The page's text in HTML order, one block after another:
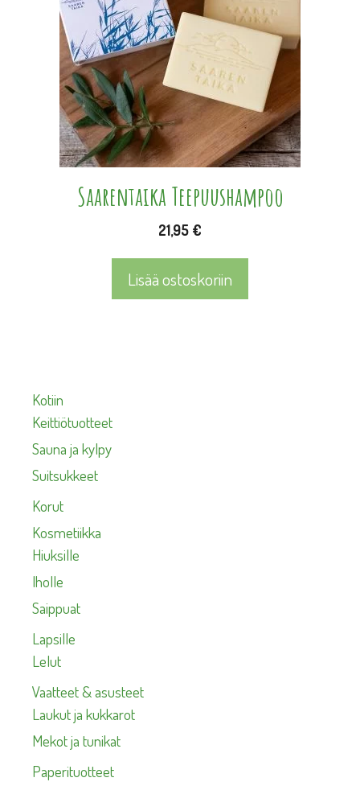
Saarentaika Teepuushampoo
21,95 €
Lisää ostoskoriin
Kotiin
Keittiötuotteet
Sauna ja kylpy
Suitsukkeet
Korut
Kosmetiikka
Hiuksille
Iholle
Saippuat
Lapsille
Lelut
Vaatteet & asusteet
Laukut ja kukkarot
Mekot ja tunikat
Paperituotteet